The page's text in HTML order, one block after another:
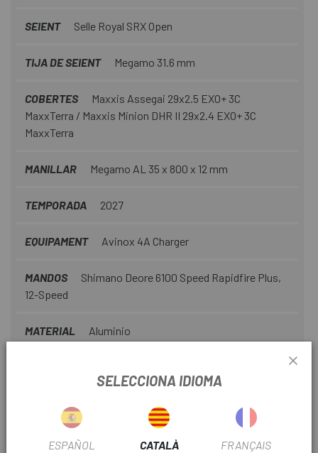
SEIENT Selle Royal SRX Open
TIJA DE SEIENT Megamo 31.6 mm
COBERTES
Maxxis Assegai 29x2.5 EXO+ 3C
MaxxTerra / Maxxis Minion DHR II 29x2.4 EXO+ 3C
MaxxTerra
MANILLAR Megamo AL 35 x 800 x 12 mm
TEMPORADA 2027
EQUIPAMENT Avinox 4A Charger
MANDOS
Shimano Deore 6100 Speed Rapidfire Plus,
12-Speed
MATERIAL Aluminio
FRENO Disco
SELECCIONA IDIOMA
ESPAÑOL CATALÀ FRANÇAIS